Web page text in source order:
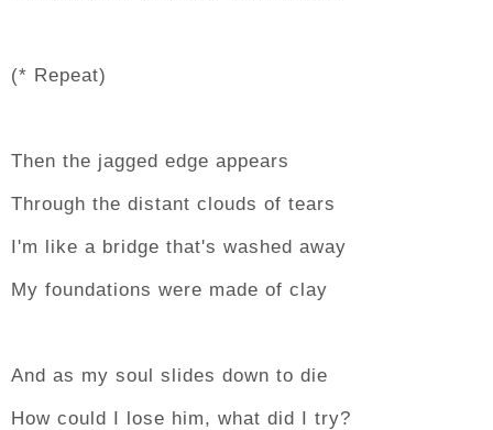
(* Repeat)
Then the jagged edge appears
Through the distant clouds of tears
I'm like a bridge that's washed away
My foundations were made of clay
And as my soul slides down to die
How could I lose him, what did I try?